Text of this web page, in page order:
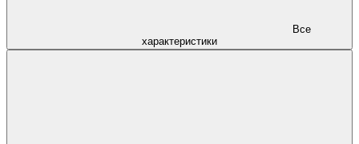
характеристики